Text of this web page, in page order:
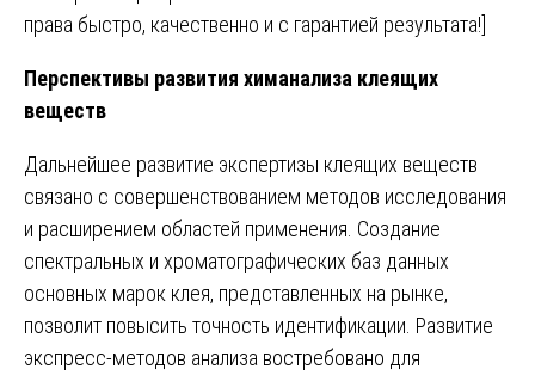
права быстро, качественно и с гарантией результата!]
Перспективы развития химанализа клеящих
веществ
Дальнейшее развитие экспертизы клеящих веществ
связано с совершенствованием методов исследования
и расширением областей применения. Создание
спектральных и хроматографических баз данных
основных марок клея, представленных на рынке,
позволит повысить точность идентификации. Развитие
экспресс-методов анализа востребовано для